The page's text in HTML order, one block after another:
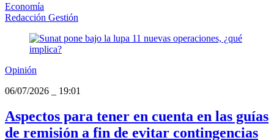
Economía
Redacción Gestión
Opinión
06/07/2026
19:01
Aspectos para tener en cuenta en las guías
de remisión a fin de evitar contingencias